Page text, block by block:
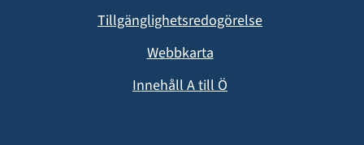
Tillgänglighetsredogörelse
Webbkarta
Innehåll A till Ö